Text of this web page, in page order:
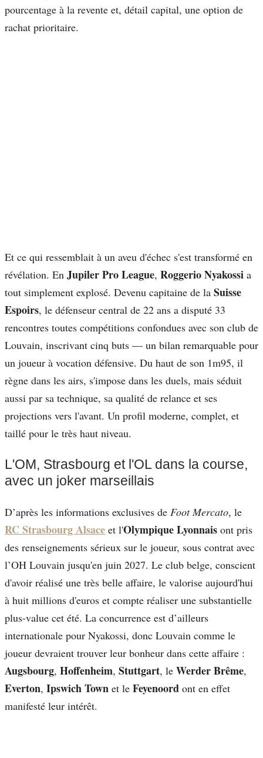
pourcentage à la revente et, détail capital, une option de
rachat prioritaire.
Et ce qui ressemblait à un aveu d'échec s'est transformé en
révélation. En Jupiler Pro League, Roggerio Nyakossi a
tout simplement explosé. Devenu capitaine de la Suisse
Espoirs, le défenseur central de 22 ans a disputé 33
rencontres toutes compétitions confondues avec son club de
Louvain, inscrivant cinq buts — un bilan remarquable pour
un joueur à vocation défensive. Du haut de son 1m95, il
règne dans les airs, s'impose dans les duels, mais séduit
aussi par sa technique, sa qualité de relance et ses
projections vers l'avant. Un profil moderne, complet, et
taillé pour le très haut niveau.
L'OM, Strasbourg et l'OL dans la course,
avec un joker marseillais
D’après les informations exclusives de Foot Mercato, le
RC Strasbourg Alsace et l'Olympique Lyonnais ont pris
des renseignements sérieux sur le joueur, sous contrat avec
l’OH Louvain jusqu'en juin 2027. Le club belge, conscient
d'avoir réalisé une très belle affaire, le valorise aujourd'hui
à huit millions d'euros et compte réaliser une substantielle
plus-value cet été. La concurrence est d’ailleurs
internationale pour Nyakossi, donc Louvain comme le
joueur devraient trouver leur bonheur dans cette affaire :
Augsbourg, Hoffenheim, Stuttgart, le Werder Brême,
Everton, Ipswich Town et le Feyenoord ont en effet
manifesté leur intérêt.